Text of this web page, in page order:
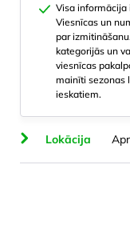
Visa informācija
Viesnīcas un
par
kategorijās un
viesnīcas
mainīti sezonas
ieskatiem.
Lokācija